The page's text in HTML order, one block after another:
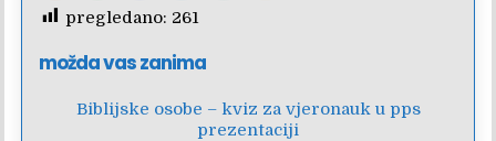
pregledano: 261
možda vas zanima
Biblijske osobe – kviz za vjeronauk u pps
prezentaciji